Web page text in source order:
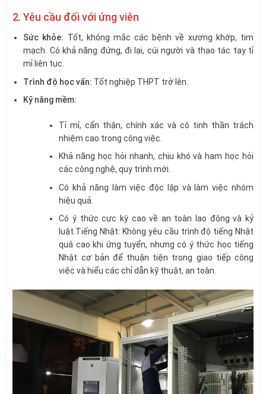
2. Yêu cầu đối với ứng viên
Sức khỏe: Tốt, không mắc các bệnh về xương khớp, tim
mạch. Có khả năng đứng, đi lại, cúi người và thao tác tay tỉ
mỉ liên tục.
Trình độ học vấn: Tốt nghiệp THPT trở lên.
Kỹ năng mềm:
Tỉ mỉ, cẩn thận, chính xác và có tinh thần trách
nhiệm cao trong công việc.
Khả năng học hỏi nhanh, chịu khó và ham học hỏi
các công nghệ, quy trình mới.
Có khả năng làm việc độc lập và làm việc nhóm
hiệu quả.
Có ý thức cực kỳ cao về an toàn lao động và kỷ
luật.Tiếng Nhật: Không yêu cầu trình độ tiếng Nhật
quá cao khi ứng tuyển, nhưng có ý thức học tiếng
Nhật cơ bản để thuận tiện trong giao tiếp công
việc và hiểu các chỉ dẫn kỹ thuật, an toàn.